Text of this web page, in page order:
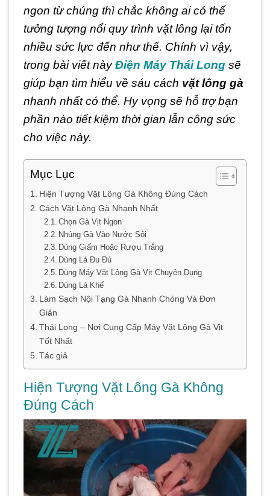
ngon từ chúng thì chắc không ai có thể
tưởng tượng nổi quy trình vặt lông lại tốn
nhiều sức lực đến như thế. Chính vì vậy,
trong bài viết nàyĐiện Máy Thái Long sẽ
giúp bạn tìm hiểu về sáu cách vặt lông gà
nhanh nhất có thể. Hy vọng sẽ hỗ trợ bạn
phần nào tiết kiệm thời gian lẫn công sức
cho việc này.
Mục Lục
Hiện Tượng Vặt Lông Gà Không Đúng Cách
Cách Vặt Lông Gà Nhanh Nhất
Chọn Gà Vịt Ngon
Nhúng Gà Vào Nước Sôi
Dùng Giấm Hoặc Rượu Trắng
Dùng Lá Đu Đủ
Dùng Máy Vặt Lông Gà Vịt Chuyên Dụng
Dùng Lá Khế
Làm Sạch Nội Tạng Gà Nhanh Chóng Và Đơn
Giản
Thái Long – Nơi Cung Cấp Máy Vặt Lông Gà Vịt
Tốt Nhất
Tác giả
Hiện Tượng Vặt Lông Gà Không
Đúng Cách